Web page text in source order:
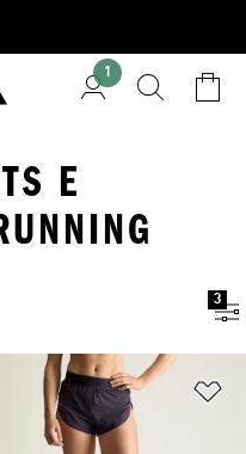
1
E
3
à Lista de Desejos